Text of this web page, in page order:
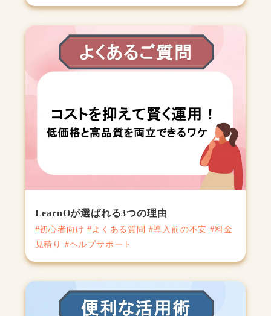
LearnOが選ばれる3つの理由
#初心者向け #よくある質問 #導入前の不安 #料金
見積り #ヘルプサポート